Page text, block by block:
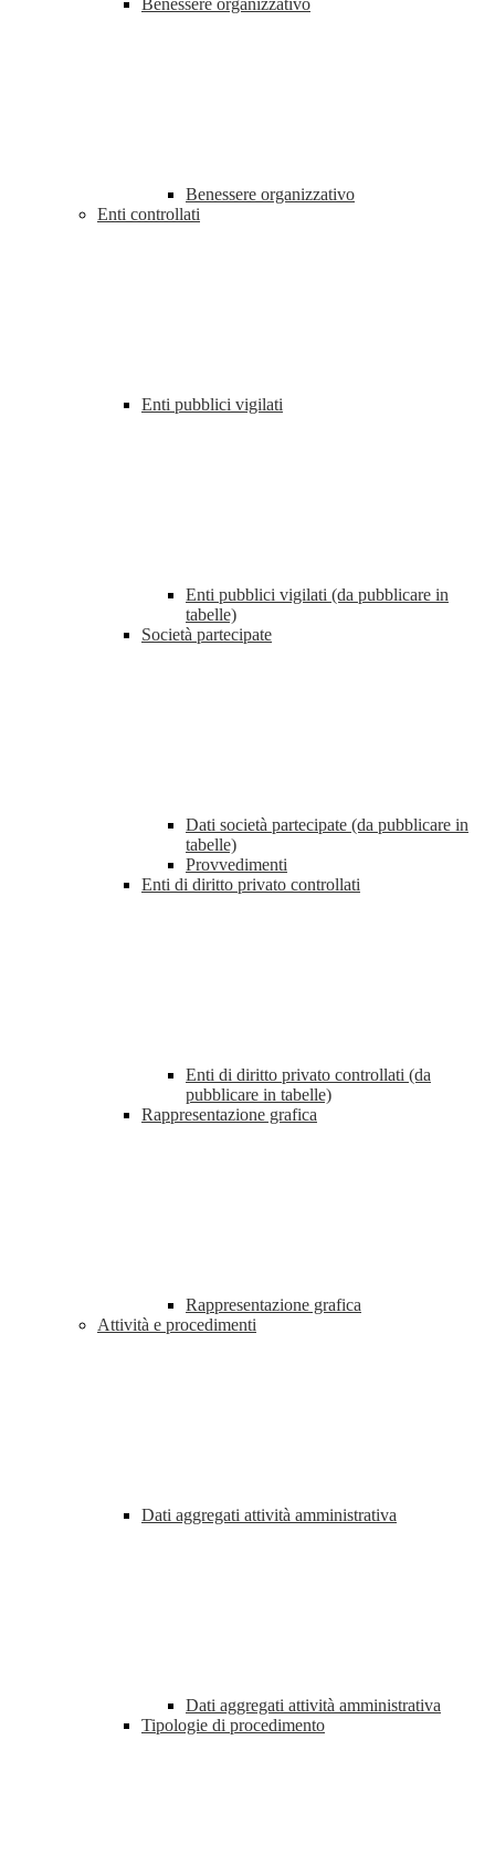
Benessere organizzativo
Benessere organizzativo
Enti controllati
Enti pubblici vigilati
Enti pubblici vigilati (da pubblicare in
tabelle)
Società partecipate
Dati società partecipate (da pubblicare in
tabelle)
Provvedimenti
Enti di diritto privato controllati
Enti di diritto privato controllati (da
pubblicare in tabelle)
Rappresentazione grafica
Rappresentazione grafica
Attività e procedimenti
Dati aggregati attività amministrativa
Dati aggregati attività amministrativa
Tipologie di procedimento